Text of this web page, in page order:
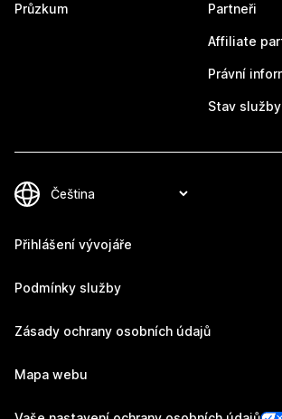
Průzkum Partneři
Affiliate
Právní
Stav služby
Přihlášení vývojáře
Podmínky služby
Zásady ochrany osobních údajů
Mapa webu